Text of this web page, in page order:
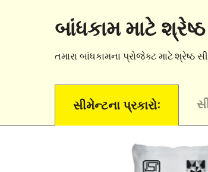
બાંધકામ માટે
તમારા બાંધકામના પ્રોજેક્ટ માટે
સીમેન્ટના પ્રકારોઃ